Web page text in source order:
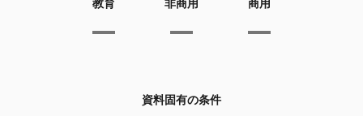
教育 非商用 商用
資料固有の条件